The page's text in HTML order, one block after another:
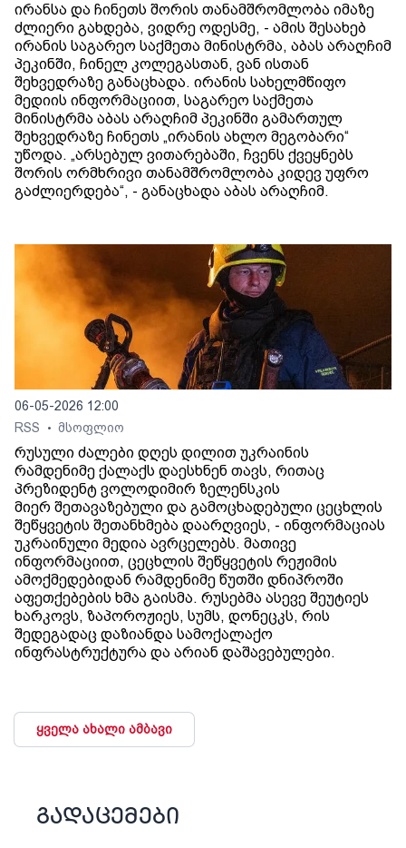
ირანსა და ჩინეთს შორის თანამშრომლობა იმაზე
ძლიერი გახდება, ვიდრე ოდესმე, - ამის შესახებ
ირანის საგარეო საქმეთა მინისტრმა, აბას არაღჩიმ
პეკინში, ჩინელ კოლეგასთან, ვან ისთან
შეხვედრაზე განაცხადა. ირანის სახელმწიფო
მედიის ინფორმაციით, საგარეო საქმეთა
მინისტრმა აბას არაღჩიმ პეკინში გამართულ
შეხვედრაზე ჩინეთს „ირანის ახლო მეგობარი“
უწოდა. „არსებულ ვითარებაში, ჩვენს ქვეყნებს
შორის ორმხრივი თანამშრომლობა კიდევ უფრო
გაძლიერდება“, - განაცხადა აბას არაღჩიმ.
06-05-2026 12:00
RSS
• მსოფლიო
რუსული ძალები დღეს დილით უკრაინის
რამდენიმე ქალაქს დაესხნენ თავს, რითაც
პრეზიდენტ ვოლოდიმირ ზელენსკის
მიერ შეთავაზებული და გამოცხადებული ცეცხლის
შეწყვეტის შეთანხმება დაარღვიეს, - ინფორმაციას
უკრაინული მედია ავრცელებს. მათივე
ინფორმაციით, ცეცხლის შეწყვეტის რეჟიმის
ამოქმედებიდან რამდენიმე წუთში დნიპროში
აფეთქებების ხმა გაისმა. რუსებმა ასევე შეუტიეს
ხარკოვს, ზაპოროჟიეს, სუმს, დონეცკს, რის
შედეგადაც დაზიანდა სამოქალაქო
ინფრასტრუქტურა და არიან დაშავებულები.
ყველა ახალი ამბავი
გადაცემები